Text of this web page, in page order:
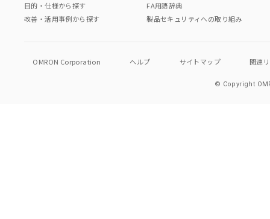
目的・仕様から探す
改善・活用事例から探す
FA用語辞典
製品セキュリティへの取り組み
OMRON Corporation ヘルプ サイトマップ 関連
© Copyright